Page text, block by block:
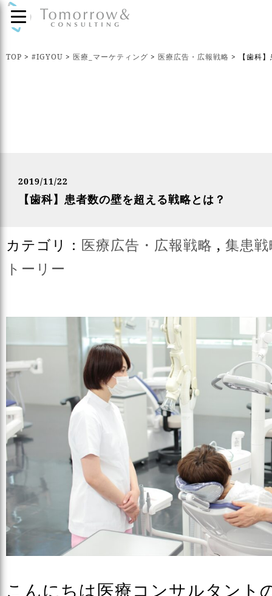
TOP > #IGYOU > 医療_マーケティング > 医療広告・広報戦略 > 【歯科
2019/11/22
【歯科】患者数の壁を超える戦略とは？
カテゴリ： 医療広告・広報戦略 , 集患
トーリー
こんにちは医療コンサルタント